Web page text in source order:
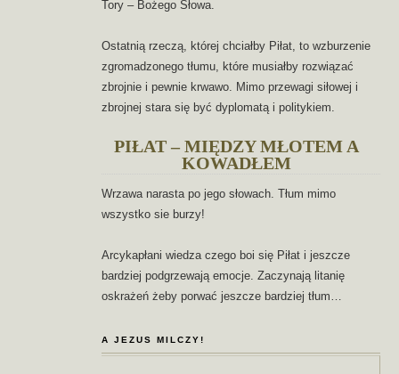
Tory – Bożego Słowa.
Ostatnią rzeczą, której chciałby Piłat, to wzburzenie
zgromadzonego tłumu, które musiałby rozwiązać
zbrojnie i pewnie krwawo. Mimo przewagi siłowej i
zbrojnej stara się być dyplomatą i politykiem.
PIŁAT – MIĘDZY MŁOTEM A
KOWADŁEM
Wrzawa narasta po jego słowach. Tłum mimo
wszystko sie burzy!
Arcykapłani wiedza czego boi się Piłat i jeszcze
bardziej podgrzewają emocje. Zaczynają litanię
oskrażeń żeby porwać jeszcze bardziej tłum…
A JEZUS MILCZY!